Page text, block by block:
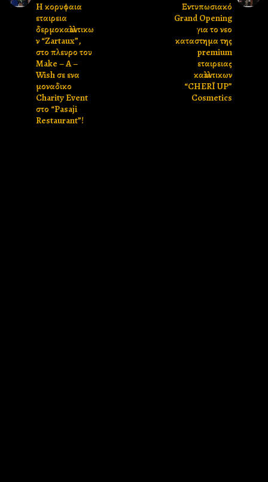
H κορυφαια
εταιρεια
δερμοκαλλυντικω
ν “Zartaux”,
στο πλευρο του
Make – A –
Wish σε ενα
μοναδικο
Charity Event
στο “Pasaji
Restaurant”!
Εντυπωσιακό
Grand Opening
για το νεο
καταστημα της
premium
εταιρειας
καλλυντικων
“CHERĪ UP”
Cosmetics